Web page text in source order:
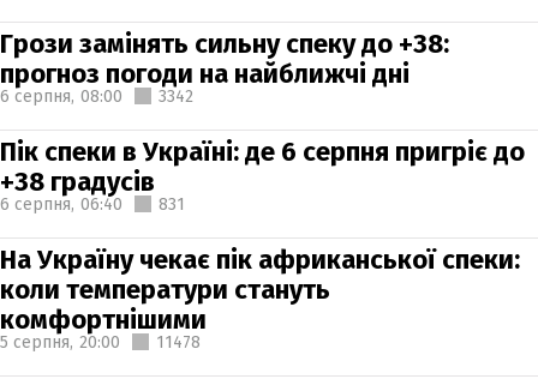
Грози замінять сильну спеку до +38:
прогноз погоди на найближчі дні
6 серпня, 08:00 3342
Пік спеки в Україні: де 6 серпня пригріє до
+38 градусів
6 серпня, 06:40 831
На Україну чекає пік африканської спеки:
коли температури стануть
комфортнішими
5 серпня, 20:00 11478